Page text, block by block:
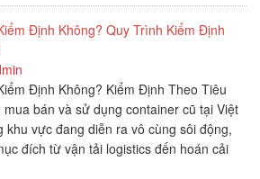
Định Không? Quy Trình Kiểm Định
Định Không? Kiểm Định Theo Tiêu
bán và sử dụng container cũ tại Việt
khu vực đang diễn ra vô cùng sôi động,
đích từ vận tải logistics đến hoán cải